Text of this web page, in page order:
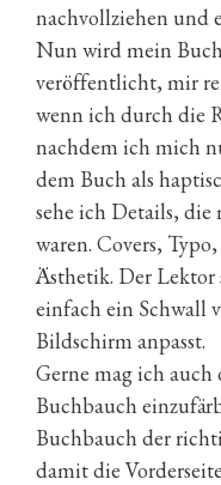
nachvollziehen und
Nun wird mein
veröffentlicht, mir
wenn ich durch die
nachdem ich mich
dem Buch als
sehe ich Details, die
waren. Covers,
Ästhetik. Der Lektor
einfach ein Schwall
Bildschirm anpasst.
Gerne mag ich
Buchbauch
Buchbauch der
damit die